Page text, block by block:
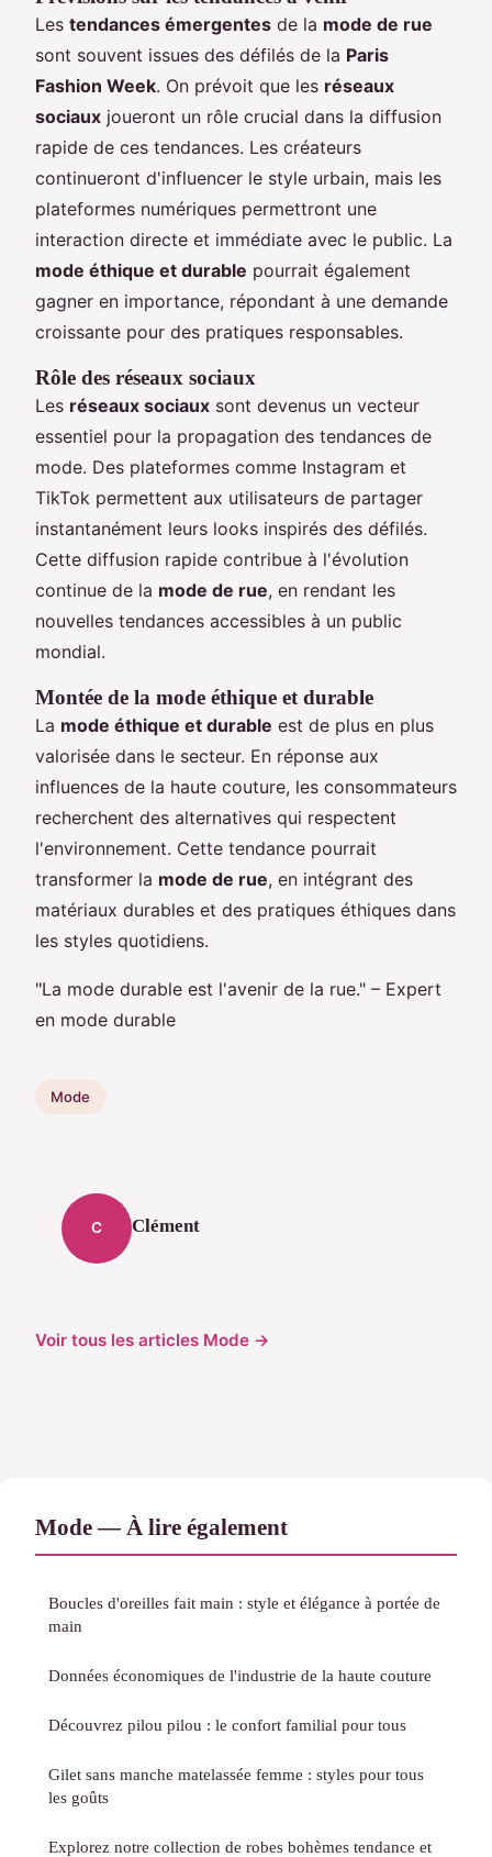
Les tendances émergentes de la mode de rue
sont souvent issues des défilés de la Paris
Fashion Week. On prévoit que les réseaux
sociaux joueront un rôle crucial dans la diffusion
rapide de ces tendances. Les créateurs
continueront d'influencer le style urbain, mais les
plateformes numériques permettront une
interaction directe et immédiate avec le public. La
mode éthique et durable pourrait également
gagner en importance, répondant à une demande
croissante pour des pratiques responsables.
Rôle des réseaux sociaux
Les réseaux sociaux sont devenus un vecteur
essentiel pour la propagation des tendances de
mode. Des plateformes comme Instagram et
TikTok permettent aux utilisateurs de partager
instantanément leurs looks inspirés des défilés.
Cette diffusion rapide contribue à l'évolution
continue de la mode de rue, en rendant les
nouvelles tendances accessibles à un public
mondial.
Montée de la mode éthique et durable
La mode éthique et durable est de plus en plus
valorisée dans le secteur. En réponse aux
influences de la haute couture, les consommateurs
recherchent des alternatives qui respectent
l'environnement. Cette tendance pourrait
transformer la mode de rue, en intégrant des
matériaux durables et des pratiques éthiques dans
les styles quotidiens.
"La mode durable est l'avenir de la rue." – Expert
en mode durable
Mode
C Clément
Voir tous les articles Mode →
Mode — À lire également
Boucles d'oreilles fait main : style et élégance à portée de
main
Données économiques de l'industrie de la haute couture
Découvrez pilou pilou : le confort familial pour tous
Gilet sans manche matelassée femme : styles pour tous
les goûts
Explorez notre collection de robes bohèmes tendance et